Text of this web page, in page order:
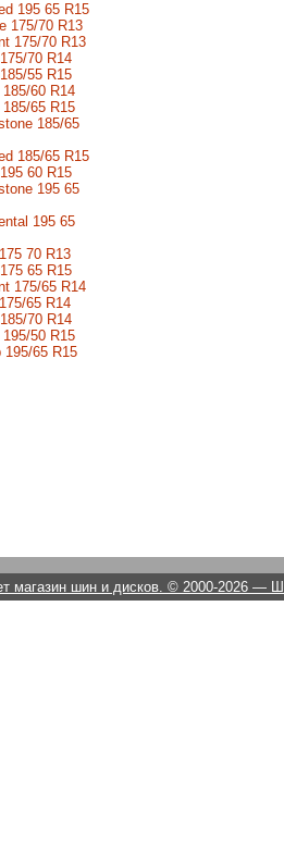
195 65 R15
175/70 R13
175/70 R13
70 R14
55 R15
185/60 R14
185/65 R15
185/65
185/65 R15
60 R15
195 65
195 65
70 R13
65 R15
175/65 R14
65 R14
70 R14
195/50 R15
195/65 R15
магазин шин и дисков. © 2000-2026 —